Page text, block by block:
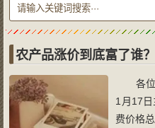
农产品涨价到底富了谁？
各位
1月17
费价格